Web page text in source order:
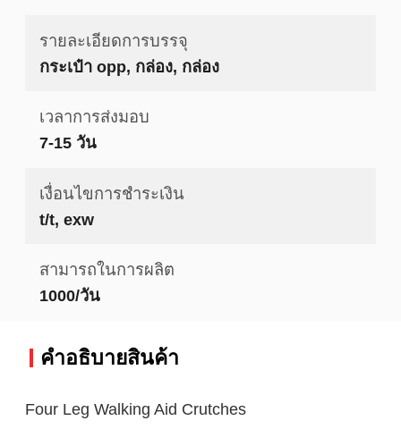
รายละเอียดการบรรจุ
กระเป๋า opp, กล่อง, กล่อง
เวลาการส่งมอบ
7-15 วัน
เงื่อนไขการชำระเงิน
t/t, exw
สามารถในการผลิต
1000/วัน
คําอธิบายสินค้า
Four Leg Walking Aid Crutches